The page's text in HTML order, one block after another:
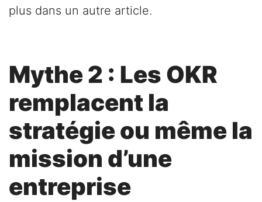
plus dans un autre article.
Mythe 2 : Les OKR
remplacent la
stratégie ou même la
mission d’une
entreprise